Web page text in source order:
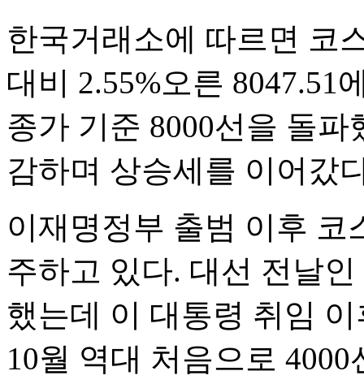
한국거래소에 따르면 코
대비 2.55%오른 8047.51
종가 기준 8000선을 돌파
감하며 상승세를 이어갔
이재명정부 출범 이후
주하고 있다. 대선 전날
했는데 이 대통령 취임
10월 역대 처음으로